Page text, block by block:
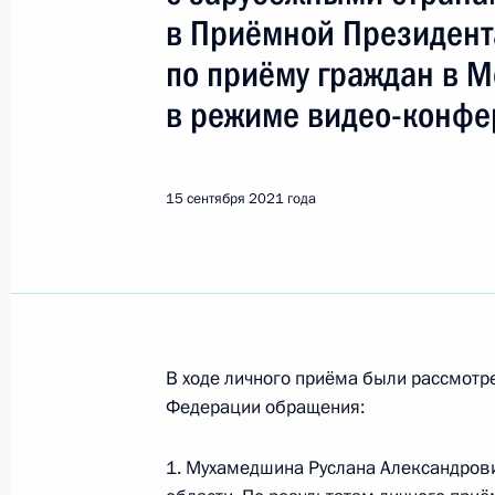
О ходе исполнения поручения,
конференц–связи жителя
Президента Российской
Федерации Дмитрием Шальковым
О ходе исполнения поручения,
конференц-связи жительницы
Валерием Фадеевым в Приёмной
в Приёмной
по приёму граждан в
в режиме видео-
15 сентября 2021 года
В ходе личного приёма были
Федерации обращения:
1. Мухамедшина Руслана